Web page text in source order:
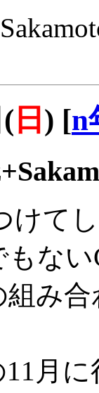
日 ) [n
けて
な
組み
月